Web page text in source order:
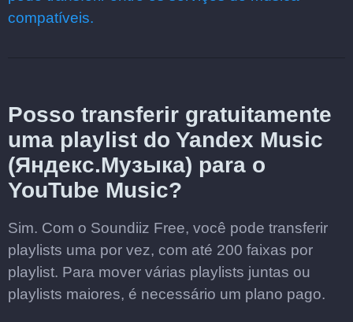
compatíveis.
Posso transferir gratuitamente
uma playlist do Yandex Music
(Яндекс.Музыка) para o
YouTube Music?
Sim. Com o Soundiiz Free, você pode transferir
playlists uma por vez, com até 200 faixas por
playlist. Para mover várias playlists juntas ou
playlists maiores, é necessário um plano pago.